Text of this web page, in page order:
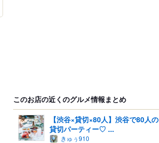
このお店の近くのグルメ情報まとめ
【渋谷×貸切×80人】渋谷で80人の
貸切パーティー♡ ...
きゅぅ910